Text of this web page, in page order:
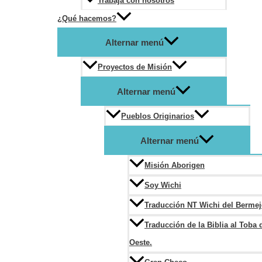
¿Qué hacemos?
Alternar menú
Proyectos de Misión
Alternar menú
Pueblos Originarios
Alternar menú
Misión Aborigen
Soy Wichi
Traducción NT Wichi del
Traducción de la Biblia al Toba
Oeste.